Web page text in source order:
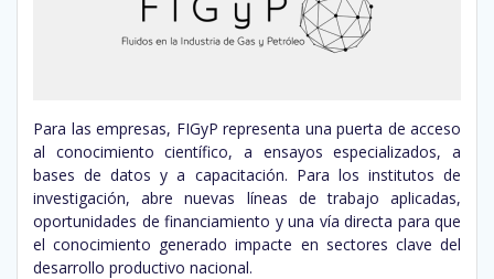
Para las empresas, FIGyP representa una puerta de acceso
al conocimiento científico, a ensayos especializados, a
bases de datos y a capacitación. Para los institutos de
investigación, abre nuevas líneas de trabajo aplicadas,
oportunidades de financiamiento y una vía directa para que
el conocimiento generado impacte en sectores clave del
desarrollo productivo nacional.